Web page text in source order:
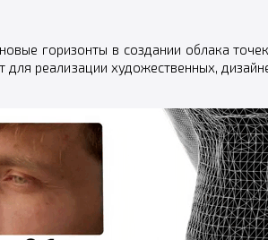
горизонты в создании облака
реализации художественных,